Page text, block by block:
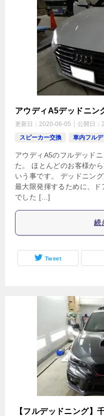
アウディA5デッドニン
更新日： 2020-06-05 公開日：
スピーカー交換
車内フル
アウディA5のフルデッド
た。 ほとんどのお客様か
いう事です。 デッドニン
最大限発揮するために、
でした […]
続
Tweet
【フルデッドニング】